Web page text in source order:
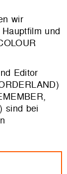
wir
und
Editor
sind bei